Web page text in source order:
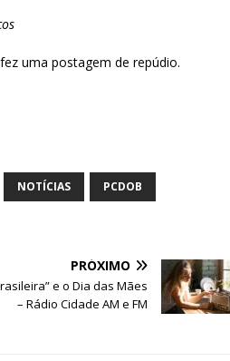
uma postagem de repúdio.
NOTÍCIAS PCDOB
PRÓXIMO
e o Dia das Mães
– Rádio Cidade AM e FM